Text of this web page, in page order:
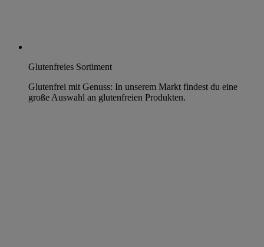
Glutenfreies Sortiment
Glutenfrei mit Genuss: In unserem Markt findest du eine
große Auswahl an glutenfreien Produkten.